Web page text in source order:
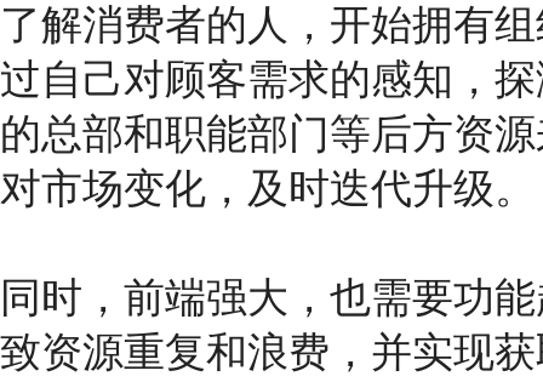
了解消费者的人，开始拥有
过自己对顾客需求的感知，
的总部和职能部门等后方资
对市场变化，及时迭代升级。
同时，前端强大，也需要功
致资源重复和浪费，并实现